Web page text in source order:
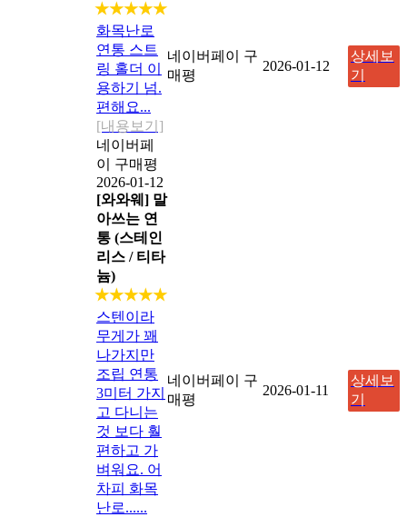
★★★★★
화목난로
연통 스트
링 홀더 이
용하기 넘.
편해요...
[내용보기]
네이버페
이 구매평
2026-01-12
네이버페이 구
매평
2026-01-12
상세보
기
[와와웨] 말
아쓰는 연
통 (스테인
리스 / 티타
늄)
★★★★★
스텐이라
무게가 꽤
나가지만
조립 연통
3미터 가지
고 다니는
것 보다 훨
편하고 가
벼워요. 어
차피 화목
난로......
네이버페이 구
매평
2026-01-11
상세보
기